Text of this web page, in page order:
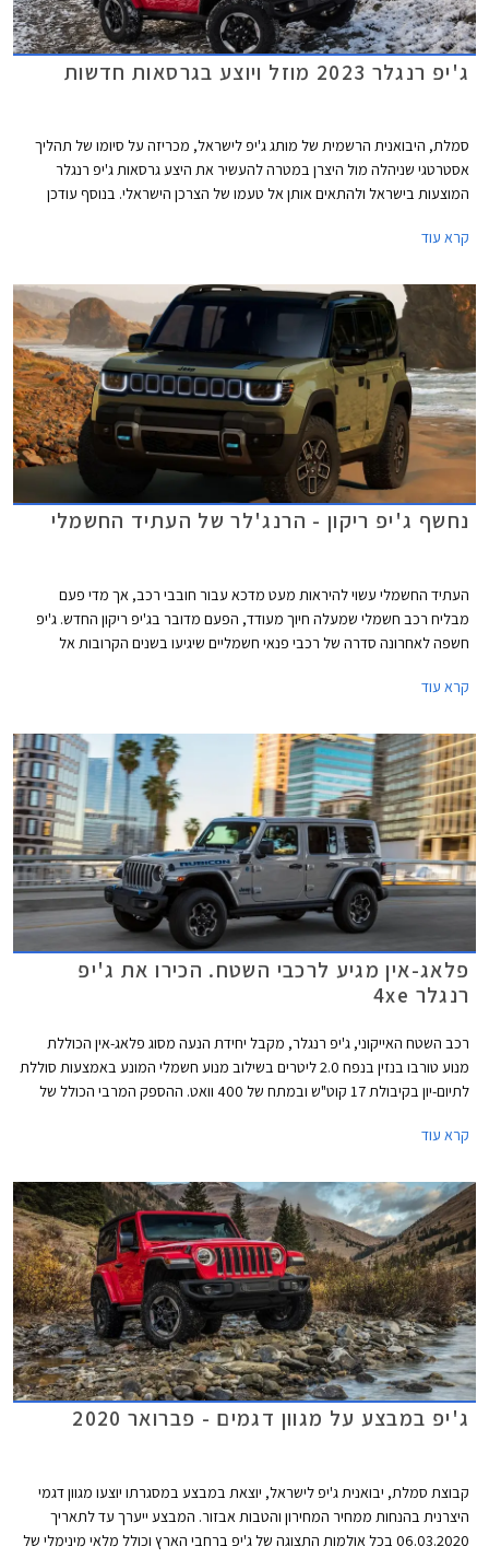
ג'יפ רנגלר 2023 מוזל ויוצע בגרסאות חדשות
סמלת, היבואנית הרשמית של מותג ג'יפ לישראל, מכריזה על סיומו של תהליך
אסטרטגי שניהלה מול היצרן במטרה להעשיר את היצע גרסאות ג'יפ רנגלר
המוצעות בישראל ולהתאים אותן אל טעמו של הצרכן הישראלי. בנוסף עודכן
קרא עוד
נחשף ג'יפ ריקון - הרנג'לר של העתיד החשמלי
העתיד החשמלי עשוי להיראות מעט מדכא עבור חובבי רכב, אך מדי פעם
מבליח רכב חשמלי שמעלה חיוך מעודד, הפעם מדובר בג'יפ ריקון החדש. ג'יפ
חשפה לאחרונה סדרה של רכבי פנאי חשמליים שיגיעו בשנים הקרובות אל
ג'יפ ריקון שנראה כמו היורש של ג'יפ רנג'לר הקשוח. בשלב זה שלושת הדגמים
קרא עוד
פלאג-אין מגיע לרכבי השטח. הכירו את ג'יפ
רנגלר 4xe
רכב השטח האייקוני, ג'יפ רנגלר, מקבל יחידת הנעה מסוג פלאג-אין הכוללת
מנוע טורבו בנזין בנפח 2.0 ליטרים בשילוב מנוע חשמלי המונע באמצעות סוללת
לתיום-יון בקיבולת 17 קוט"ש ובמתח של 400 וואט. ההספק המרבי הכולל של
קרא עוד
ג'יפ במבצע על מגוון דגמים - פברואר 2020
קבוצת סמלת, יבואנית ג'יפ לישראל, יוצאת במבצע במסגרתו יוצעו מגוון דגמי
היצרנית בהנחות ממחיר המחירון והטבות אבזור. המבצע ייערך עד לתאריך
06.03.2020 בכל אולמות התצוגה של ג'יפ ברחבי הארץ וכולל מלאי מינימלי של